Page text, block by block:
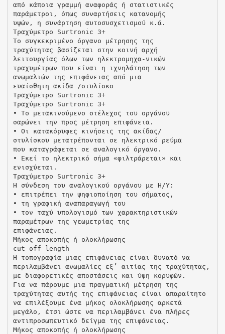
από κάποια γραμμή αναφοράς ή στατιστικές
παράμετροι, όπως συναρτήσεις κατανομής
υψών, η συνάρτηση αυτοσυσχετισμού κ.ά.
Τραχύμετρο Surtronic 3+
Το συγκεκριμένο όργανο μέτρησης της
τραχύτητας βασίζεται στην κοινή αρχή
λειτουργίας όλων των ηλεκτρομηχα-νικών
τραχυμέτρων που είναι η ιχνηλάτηση των
ανωμαλιών της επιφάνειας από μια
ευαίσθητη ακίδα /στυλίσκο
Τραχύμετρο Surtronic 3+
Τραχύμετρο Surtronic 3+
• Το μετακινούμενο στέλεχος του οργάνου
σαρώνει την προς μέτρηση επιφάνεια.
• Οι κατακόρυφες κινήσεις της ακίδας/
στυλίσκου μετατρέπονται σε ηλεκτρικό ρεύμα
που καταγράφεται σε αναλογικό όργανο.
• Εκεί το ηλεκτρικό σήμα «φιλτράρεται» και
ενισχύεται.
Τραχύμετρο Surtronic 3+
Η σύνδεση του αναλογικού οργάνου με Η/Υ:
• επιτρέπει την ψηφιοποίηση του σήματος,
• τη γραφική αναπαραγωγή του
• τον ταχύ υπολογισμό των χαρακτηριστικών
παραμέτρων της γεωμετρίας της
επιφάνειας.
Μήκος αποκοπής ή ολοκλήρωσης
cut-off length
Η τοπογραφία μιας επιφάνειας είναι δυνατό να
περιλαμβάνει ανωμαλίες εξ’ αιτίας της τραχύτητας,
με διαφορετικές αποστάσεις και ύψη κορυφών.
Για να πάρουμε μια πραγματική μέτρηση της
τραχύτητας αυτής της επιφάνειας είναι απαραίτητο
να επιλέξουμε ένα μήκος ολοκλήρωσης αρκετά
μεγάλο, έτσι ώστε να περιλαμβάνει ένα πλήρες
αντιπροσωπευτικό δείγμα της επιφάνειας.
Μήκος αποκοπής ή ολοκλήρωσης